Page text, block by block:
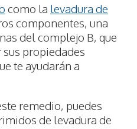
como la levadura de
componentes, una
del complejo B, que
propiedades
te ayudarán a
remedio, puedes
de levadura de